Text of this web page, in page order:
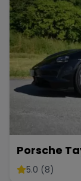
Porsche
5.0 (8)